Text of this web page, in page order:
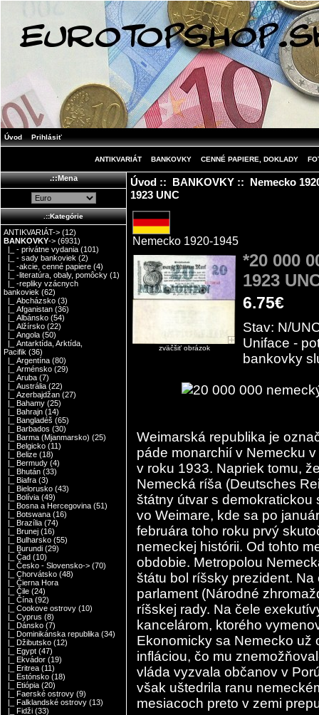
Úvod Prihlásiť
ANTIKVARIÁT BANKOVKY CENNÉ PAPIERE, DOKLADY
.::Mena
.::Kategórie
ANTIKVARIÁT-> (12)
BANKOVKY-> (6931)
|_ - privátne vydania (101)
|_ - sady bankoviek (2)
|_ -akcie, cenné papiere (4)
|_ -literatúra, obaly, pomôcky (1)
|_ -repliky vzácnych
bankoviek (62)
|_ Abcházsko (3)
|_ Afganistan (36)
|_ Albánsko (54)
|_ Alžírsko (22)
|_ Angola (50)
|_ Antarktída, Arktída,
Pacifik (36)
|_ Argentína (80)
|_ Arménsko (29)
|_ Aruba (7)
|_ Austrália (22)
|_ Azerbajdžan (27)
|_ Bahamy (25)
|_ Bahrajn (14)
|_ Bangladéš (65)
|_ Barbados (30)
|_ Barma (Mjanmarsko) (25)
|_ Belgicko (11)
|_ Belize (18)
|_ Bermudy (4)
|_ Bhután (33)
|_ Biafra (3)
|_ Bielorusko (43)
|_ Bolívia (49)
|_ Bosna a Hercegovina (51)
|_ Botswana (16)
|_ Brazília (74)
|_ Brunej (16)
|_ Bulharsko (55)
|_ Burundi (29)
|_ Čad (10)
|_ Česko - Slovensko-> (70)
|_ Chorvátsko (48)
|_ Čierna Hora
|_ Čile (24)
|_ Čína (92)
|_ Cookove ostrovy (10)
|_ Cyprus (8)
|_ Dánsko (7)
|_ Dominikánska republika (34)
|_ Džibutsko (12)
|_ Egypt (47)
|_ Ekvádor (19)
|_ Eritrea (11)
|_ Estónsko (18)
|_ Etiópia (20)
|_ Faerské ostrovy (9)
|_ Falklandské ostrovy (13)
|_ Fidži (33)
Úvod:: BANKOVKY:: Nemecko
1923 UNC
Nemecko 1920-1945
zväčšiť obrázok
*20 000
1923
6.75€
Stav: N/
Uniface -
bankovky
Weimarská republika je
páde monarchií v Nemecku
v roku 1933. Napriek tomu,
Nemecká ríša (Deutsches
štátny útvar s
vo Weimare, kde sa po
februára toho roku prvý
nemeckej histórii. Od tohto
obdobie. Metropolou
štátu bol ríšsky prezident.
parlament (Národné
ríšskej rady. Na čele
kancelárom, ktorého
Ekonomicky sa Nemecko už
infláciou, čo mu
vláda vyzvala občanov v
však uštedrila ranu
mesiacoch preto v zemi